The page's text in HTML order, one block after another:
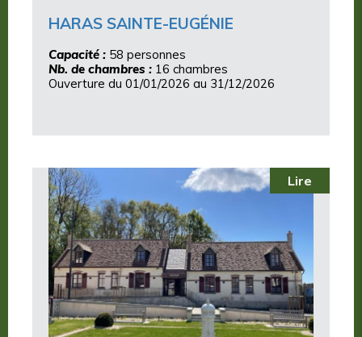
HARAS SAINTE-EUGÉNIE
Capacité : 58 personnes
Nb. de chambres : 16 chambres
Ouverture du 01/01/2026 au 31/12/2026
Lire